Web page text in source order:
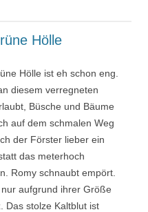
Hölle
Hölle ist eh schon eng.
diesem verregneten
Büsche und Bäume
auf dem schmalen Weg
der Förster lieber ein
das meterhoch
Romy schnaubt empört.
aufgrund ihrer Größe
Das stolze Kaltblut ist